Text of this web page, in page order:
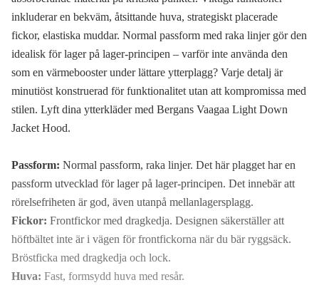
inkluderar en bekväm, åtsittande huva, strategiskt placerade
fickor, elastiska muddar. Normal passform med raka linjer gör den
idealisk för lager på lager-principen – varför inte använda den
som en värmebooster under lättare ytterplagg? Varje detalj är
minutiöst konstruerad för funktionalitet utan att kompromissa med
stilen. Lyft dina ytterkläder med Bergans Vaagaa Light Down
Jacket Hood.
Passform: Normal passform, raka linjer. Det här plagget har en
passform utvecklad för lager på lager-principen. Det innebär att
rörelsefriheten är god, även utanpå mellanlagersplagg.
Fickor: Frontfickor med dragkedja. Designen säkerställer att
höftbältet inte är i vägen för frontfickorna när du bär ryggsäck.
Bröstficka med dragkedja och lock.
Huva: Fast, formsydd huva med resår.